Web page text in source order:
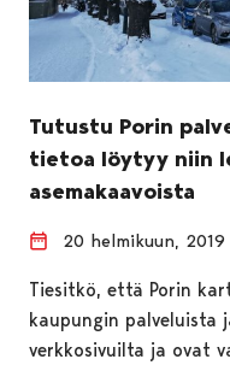
Tutustu Porin
tietoa löytyy niin
asemakaavoista
20 helmikuun, 2019
Tiesitkö, että Porin
kaupungin palveluista
verkkosivuilta ja ovat